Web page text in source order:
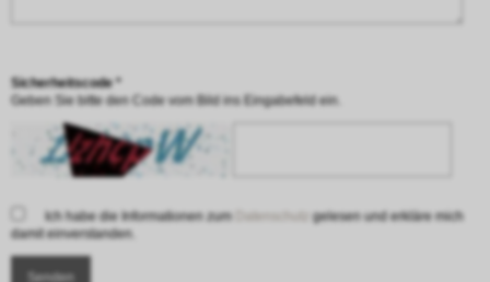
Sicherheitscode *
Geben Sie bitte den Code vom Bild ins Eingabefeld ein.
Ich habe die Informationen zum
gelesen und erkläre mich
damit einverstanden.